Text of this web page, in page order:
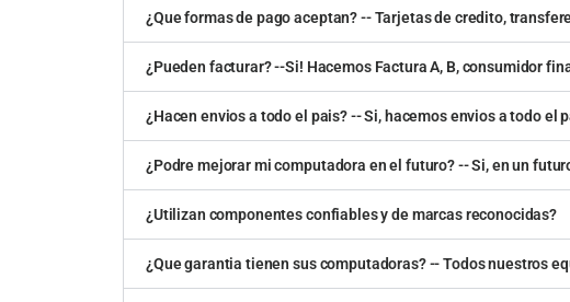
¿Que formas de pago aceptan? -- Tarjetas de credito,
¿Pueden facturar? --Si! Hacemos Factura A, B, consumidor
¿Hacen envios a todo el pais? -- Si, hacemos envios a todo el
¿Podre mejorar mi computadora en el futuro? -- Si, en un
¿Utilizan componentes confiables y de marcas reconocidas?
¿Que garantia tienen sus computadoras? -- Todos nuestros